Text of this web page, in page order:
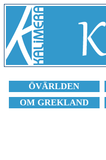
ÖVÄRLDEN
OM GREKLAND